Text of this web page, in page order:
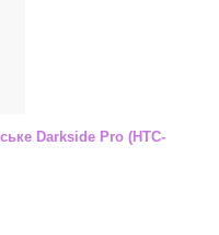
Darkside Pro (HTC-